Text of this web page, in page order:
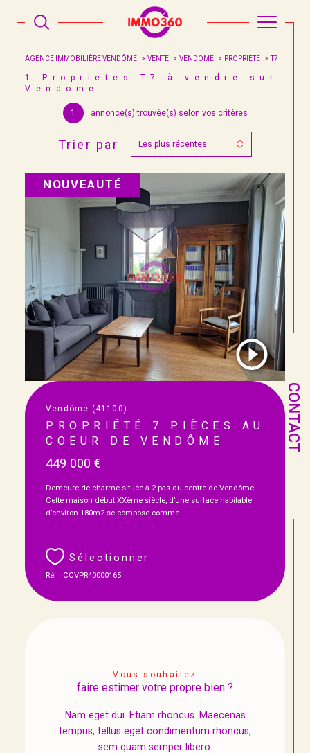
CONTACT
AGENCE IMMOBILIÈRE VENDÔME VENTE VENDOME PROPRIETE T7
1
Proprietes T7 à vendre sur
Vendome
1 annonce(s) trouvée(s) selon vos critères
Trier par Les plus récentes
Vendôme (41100)
PROPRIÉTÉ 7 PIÈCES AU
COEUR DE VENDÔME
449 000 €
Demeure de charme située à 2 pas du centre de Vendôme.
Cette maison début XXème siècle, d’une surface habitable
d’environ 180m2 se compose comme...
Sélectionner
Réf : CCVPR40000165
NOUVEAUTÉ
Vous souhaitez
faire estimer votre propre bien ?
Nam eget dui. Etiam rhoncus. Maecenas
tempus, tellus eget condimentum rhoncus,
sem quam semper libero.